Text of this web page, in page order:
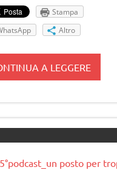
Stampa
Altro
A LEGGERE
posto per